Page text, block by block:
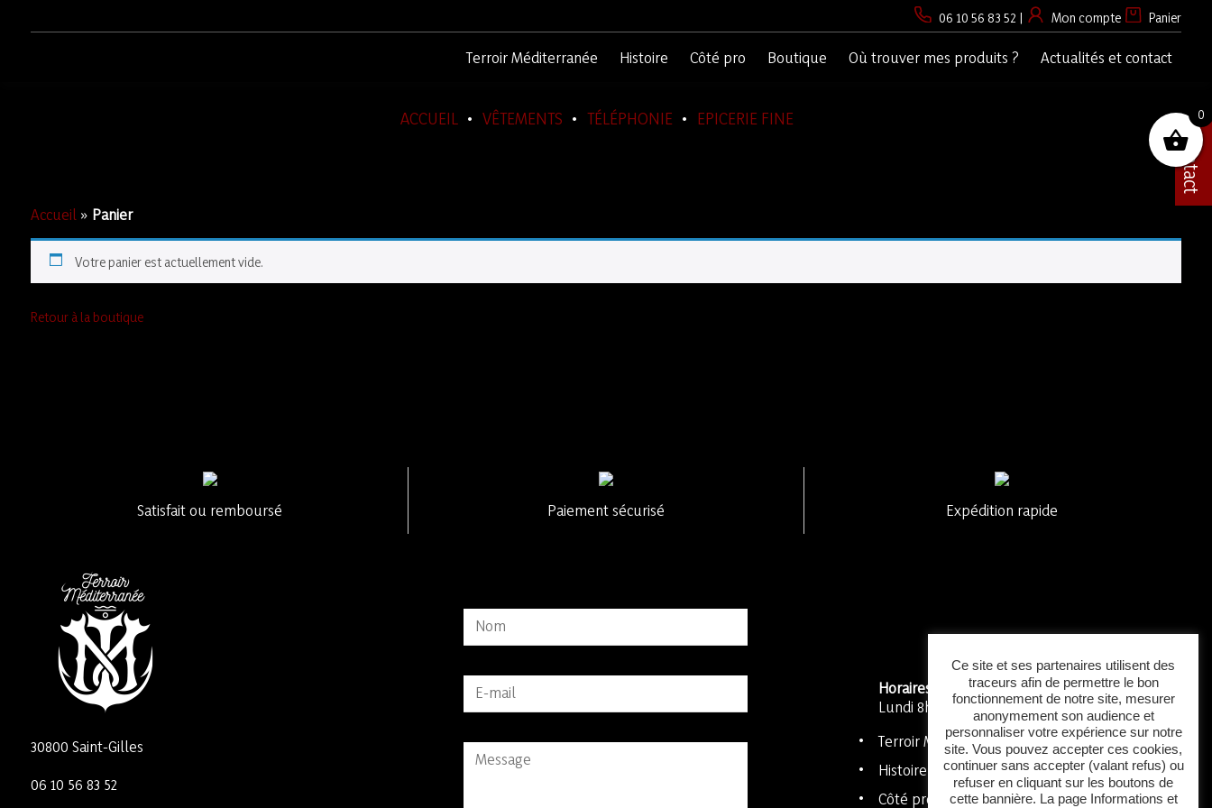
Contact
06 10 56 83 52 | Mon compte Panier
Terroir Méditerranée Histoire Côté pro Boutique Où trouver mes produits ? Actualités et contact
ACCUEIL VÊTEMENTS TÉLÉPHONIE EPICERIE FINE
Accueil » Panier
Votre panier est actuellement vide.
Retour à la boutique
Satisfait ou remboursé Paiement sécurisé Expédition rapide
30800 Saint-Gilles
06 10 56 83 52
Horaires
Lundi 8h – 18h
Terroir Méditerranée
Histoire
Côté pro
Ce site et ses partenaires utilisent des
traceurs afin de permettre le bon
fonctionnement de notre site, mesurer
anonymement son audience et
personnaliser votre expérience sur notre
site. Vous pouvez accepter ces cookies,
continuer sans accepter (valant refus) ou
refuser en cliquant sur les boutons de
cette bannière. La page Informations et
0